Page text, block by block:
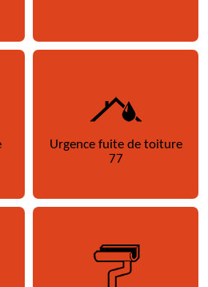
Urgence fuite de toiture
77